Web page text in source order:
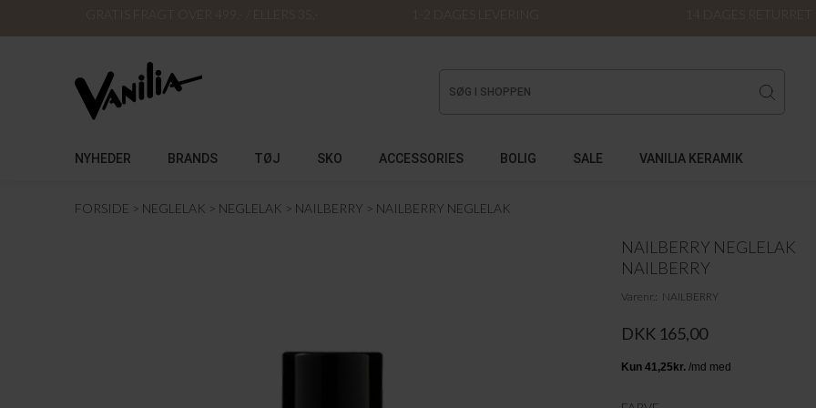
GRATIS FRAGT OVER 499,- / ELLERS 35,- 1-2 DAGES LEVERING 14 DAGES RETURRET
NYHEDER BRANDS TØJ SKO ACCESSORIES BOLIG SALE VANILIA KERAMIK
FORSIDE NEGLELAK NEGLELAK NAILBERRY NAILBERRY NEGLELAK
NAILBERRY NEGLELAK
NAILBERRY
Varenr. NAILBERRY
DKK 165,00